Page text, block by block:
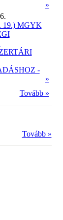
»
19.) MGYK
-
»
Tovább »
Tovább »